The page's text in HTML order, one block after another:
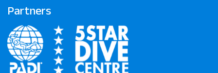
Partners